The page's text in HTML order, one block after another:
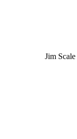
Jim Scale